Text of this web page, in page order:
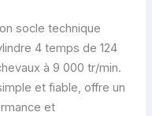
socle technique
4 temps de 124
à 9 000 tr/min.
et fiable, offre un
et